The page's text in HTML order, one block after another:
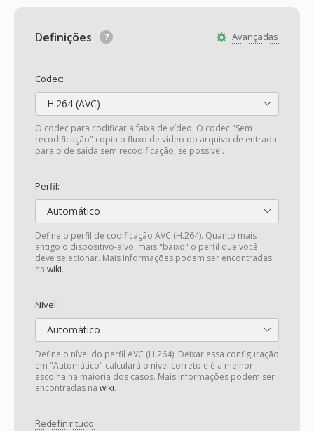
Avançadas
Definições
Codec:
H.264 (AVC)
O codec para codificar a faixa de vídeo. O codec "Sem
recodificação" copia o fluxo de vídeo do arquivo de entrada
para o de saída sem recodificação, se possível.
Perfil:
Automático
Define o perfil de codificação AVC (H.264). Quanto mais
antigo o dispositivo-alvo, mais "baixo" o perfil que você
deve selecionar. Mais informações podem ser encontradas
na wiki.
Nível:
Automático
Define o nível do perfil AVC (H.264). Deixar essa configuração
em "Automático" calculará o nível correto e é a melhor
escolha na maioria dos casos. Mais informações podem ser
encontradas na wiki.
Redefinir tudo